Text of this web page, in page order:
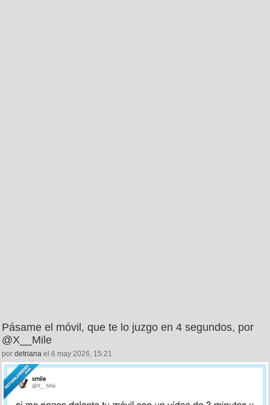
Pásame el móvil, que te lo juzgo en 4 segundos, por
@X__Mile
por detriana el 6 may 2026, 15:21